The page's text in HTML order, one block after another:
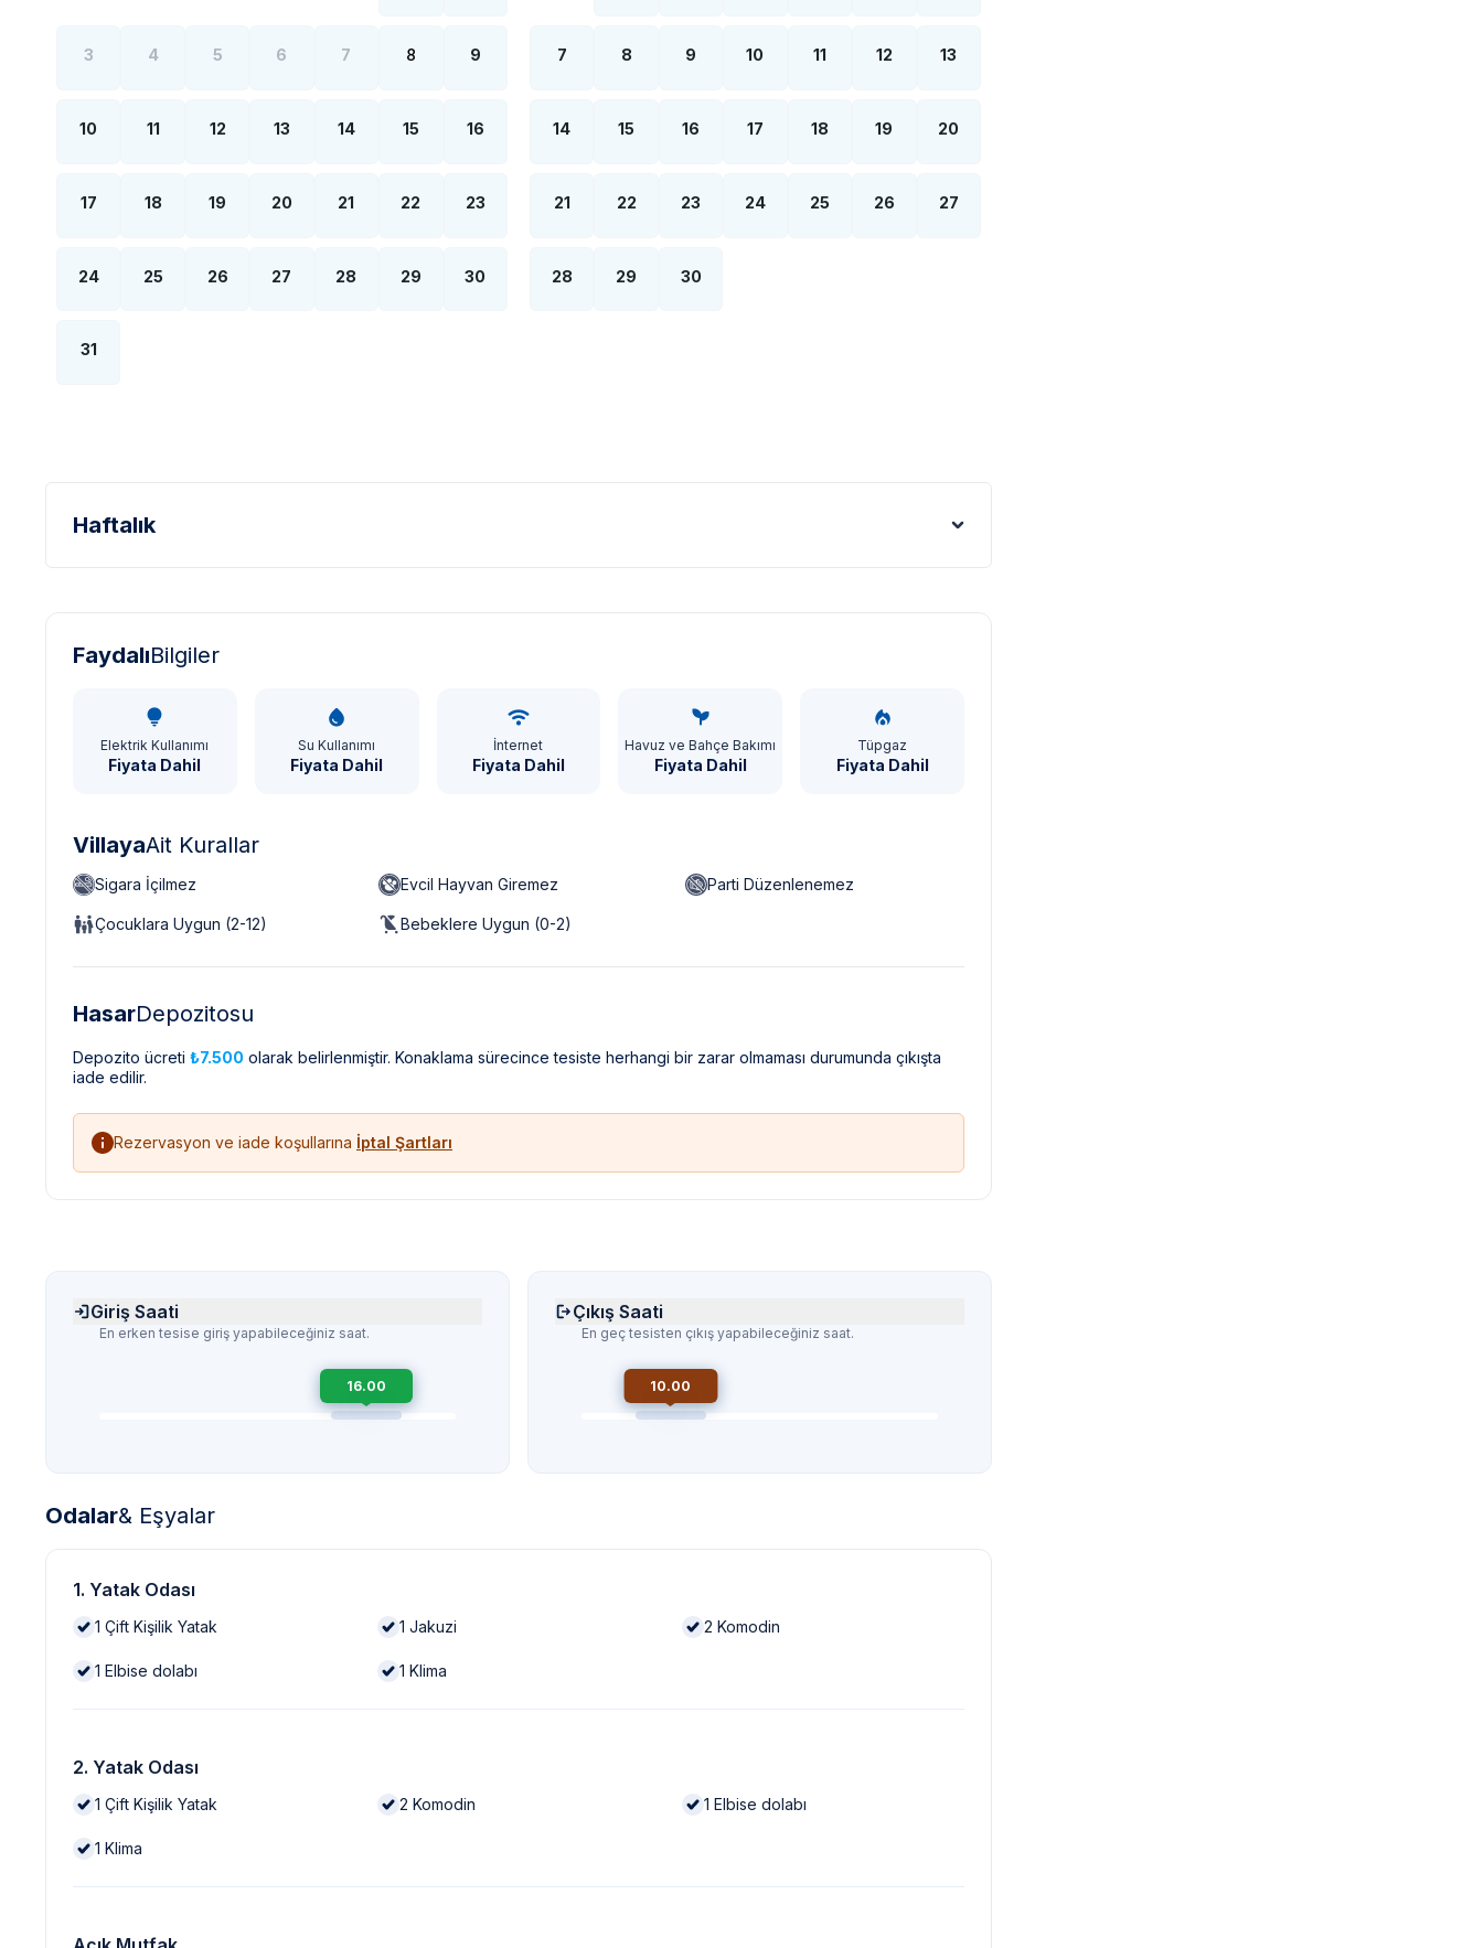
3 4 5 6 7 8 9
10 11 12 13 14 15 16
17 18 19 20 21 22 23
24 25 26 27 28 29 30
31
7 8 9 10 11 12 13
14 15 16 17 18 19 20
21 22 23 24 25 26 27
28 29 30
Haftalık
FaydalıBilgiler
Elektrik Kullanımı
Fiyata Dahil
Su Kullanımı
Fiyata Dahil
İnternet
Fiyata Dahil
Havuz ve Bahçe Bakımı
Fiyata Dahil
Tüpgaz
Fiyata Dahil
VillayaAit Kurallar
Sigara İçilmez Evcil Hayvan Giremez Parti Düzenlenemez
Çocuklara Uygun (2-12) Bebeklere Uygun (0-2)
HasarDepozitosu
Depozito ücreti ₺7.500 olarak belirlenmiştir. Konaklama sürecince tesiste herhangi bir zarar olmaması durumunda çıkışta
iade edilir.
Rezervasyon ve iade koşullarına İptal Şartları
Giriş Saati
En erken tesise giriş yapabileceğiniz saat.
16.00
Çıkış Saati
En geç tesisten çıkış yapabileceğiniz saat.
10.00
Odalar& Eşyalar
1. Yatak Odası
1 Çift Kişilik Yatak 1 Jakuzi 2 Komodin
1 Elbise dolabı 1 Klima
2. Yatak Odası
1 Çift Kişilik Yatak 2 Komodin 1 Elbise dolabı
1 Klima